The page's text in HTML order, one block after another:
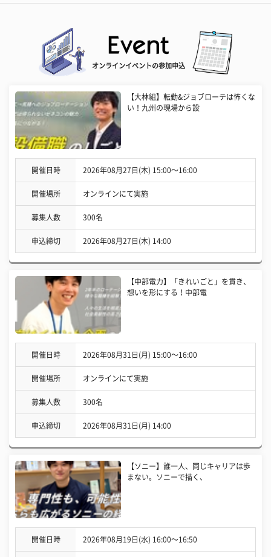
オンラインイベントの参加申込
【大林組】転勤&ジョブローテは怖くな
い！九州の現場から設
開催日時 2026年08月27日(木) 15:00〜16:00
開催場所 オンラインにて実施
募集人数 300名
申込締切 2026年08月27日(木) 14:00
【中部電力】「きれいごと」を貫き、
想いを形にする！中部電
開催日時 2026年08月31日(月) 15:00〜16:00
開催場所 オンラインにて実施
募集人数 300名
申込締切 2026年08月31日(月) 14:00
【ソニー】誰一人、同じキャリアは歩
まない。ソニーで描く、
開催日時 2026年08月19日(水) 16:00〜16:50